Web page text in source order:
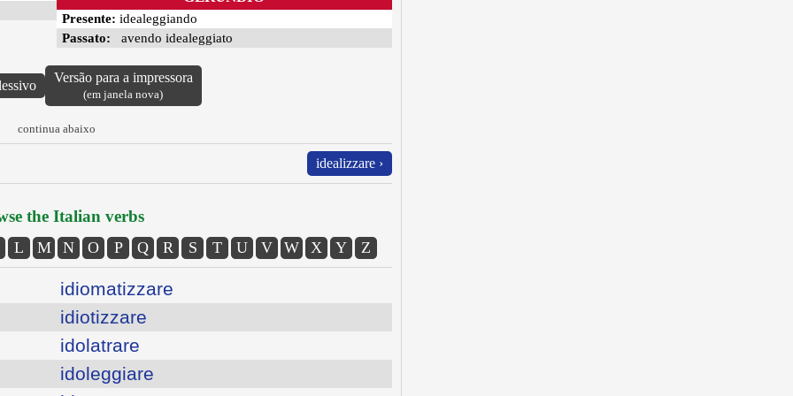
Presente: idealeggiando
Passato: avendo idealeggiato
Versão para a impressora
(em janela nova)
continua abaixo
idealizzare ›
the Italian verbs
L M N O P Q R S T U V W X Y Z
idiomatizzare
idiotizzare
idolatrare
idoleggiare